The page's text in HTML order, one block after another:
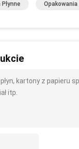
Opakowania
kartony z papieru
itp.